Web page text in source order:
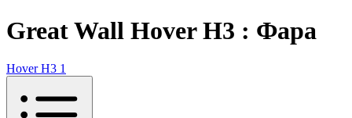
Great Wall Hover H3 : Фара
Hover H3 1